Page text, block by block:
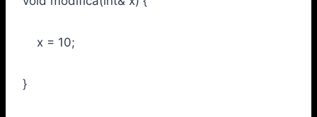
x = 10;
}